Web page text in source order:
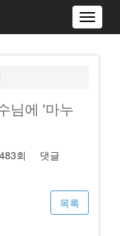
Toggle
님에 '마누
회
댓글
목록